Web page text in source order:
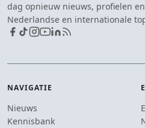
dag opnieuw nieuws, profielen
Nederlandse en internationale
NAVIGATIE
Nieuws
Kennisbank